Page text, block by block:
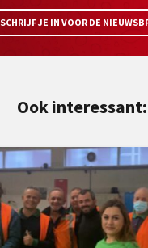
SCHRIJF JE IN VOOR DE
Ook interessant: